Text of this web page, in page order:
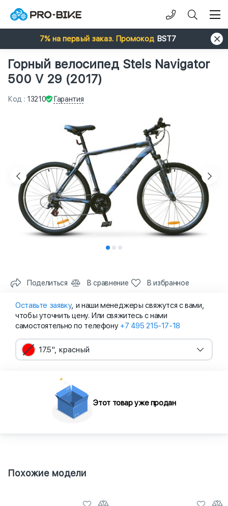
7% на первый заказ. Промокод BST7
Горный велосипед Stels Navigator
500 V 29 (2017)
Код : 13210 Гарантия
Поделиться В сравнение В избранное
Оставьте заявку, и наши менеджеры свяжутся с вами,
чтобы уточнить цену. Или свяжитесь с нами
самостоятельно по телефону +7 495 215-17-18
17.5", красный
Этот товар уже продан
Похожие модели